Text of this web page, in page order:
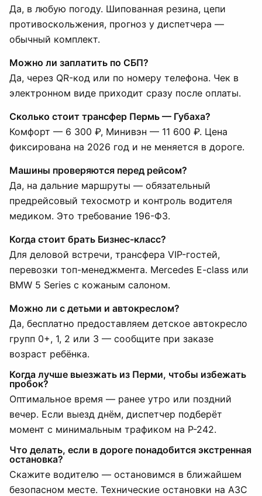
Да, в любую погоду. Шипованная резина, цепи
противоскольжения, прогноз у диспетчера —
обычный комплект.
Можно ли заплатить по СБП?
Да, через QR-код или по номеру телефона. Чек в
электронном виде приходит сразу после оплаты.
Сколько стоит трансфер Пермь — Губаха?
Комфорт — 6 300 ₽, Минивэн — 11 600 ₽. Цена
фиксирована на 2026 год и не меняется в дороге.
Машины проверяются перед рейсом?
Да, на дальние маршруты — обязательный
предрейсовый техосмотр и контроль водителя
медиком. Это требование 196-ФЗ.
Когда стоит брать Бизнес-класс?
Для деловой встречи, трансфера VIP-гостей,
перевозки топ-менеджмента. Mercedes E-class или
BMW 5 Series с кожаным салоном.
Можно ли с детьми и автокреслом?
Да, бесплатно предоставляем детское автокресло
групп 0+, 1, 2 или 3 — сообщите при заказе
возраст ребёнка.
Когда лучше выезжать из Перми, чтобы избежать
пробок?
Оптимальное время — ранее утро или поздний
вечер. Если выезд днём, диспетчер подберёт
момент с минимальным трафиком на Р-242.
Что делать, если в дороге понадобится экстренная
остановка?
Скажите водителю — остановимся в ближайшем
безопасном месте. Технические остановки на АЗС